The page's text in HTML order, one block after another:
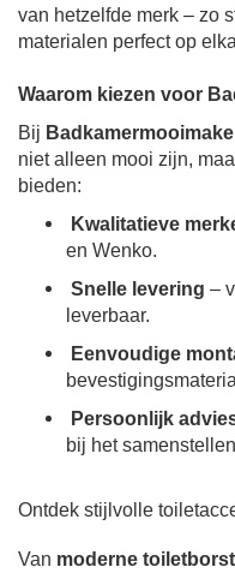
van hetzelfde merk – zo
materialen perfect op
Waarom kiezen voor
Bij
niet alleen mooi zijn,
bieden:
Kwalitatieve
en Wenko.
Snelle levering –
leverbaar.
Eenvoudige
Persoonlijk
bij het
Ontdek stijlvolle
Van moderne